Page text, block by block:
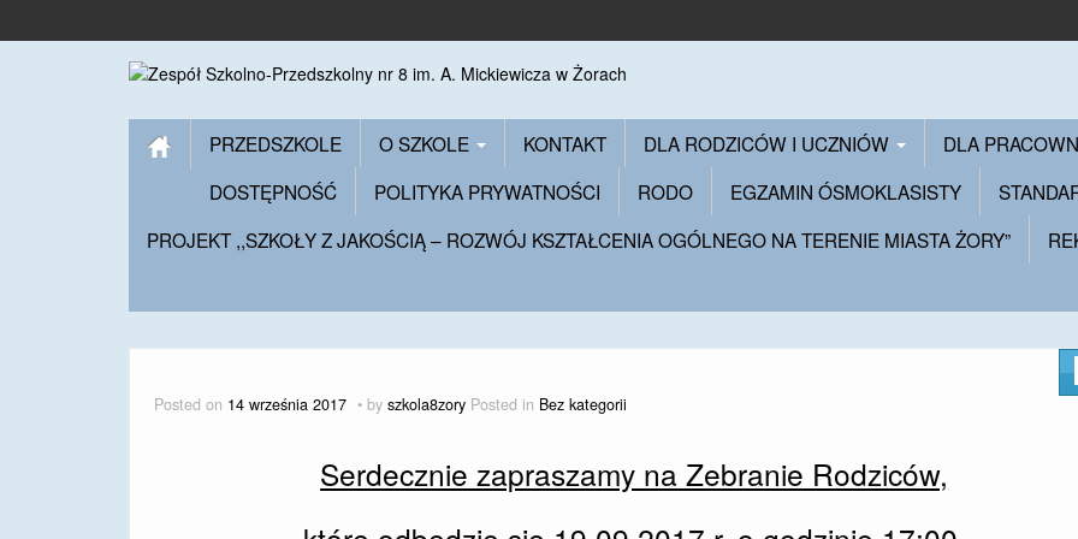
PRZEDSZKOLE O SZKOLE KONTAKT DLA RODZICÓW I UCZNIÓW DLA
DOSTĘPNOŚĆ
POLITYKA PRYWATNOŚCI RODO EGZAMIN ÓSMOKLASISTY
PROJEKT ,,SZKOŁY Z JAKOŚCIĄ – ROZWÓJ KSZTAŁCENIA OGÓLNEGO NA TERENIE MIASTA ŻORY”
Posted on 14 września 2017 by szkola8zory Posted in Bez kategorii
Serdecznie zapraszamy na Zebranie Rodziców,